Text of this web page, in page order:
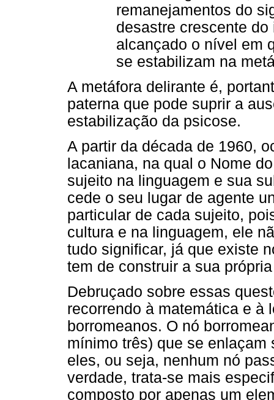
remanejamentos do
desastre crescente
alcançado o nível em
se estabilizam na
A metáfora delirante é,
paterna que pode suprir a
estabilização da psicose.
A partir da década de 1960,
lacaniana, na qual o Nome
sujeito na linguagem e sua
cede o seu lugar de agente
particular de cada sujeito,
cultura e na linguagem, ele
tudo significar, já que existe
tem de construir a sua
Debruçado sobre essas
recorrendo à matemática e à
borromeanos. O nó
mínimo três) que se enlaçam
eles, ou seja, nenhum nó
verdade, trata-se mais
composto por apenas um